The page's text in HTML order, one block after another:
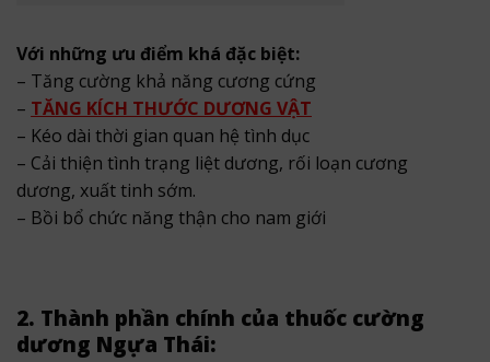
Với những ưu điểm khá đặc biệt:
– Tăng cường khả năng cương cứng
– TĂNG KÍCH THƯỚC DƯƠNG VẬT
– Kéo dài thời gian quan hệ tình dục
– Cải thiện tình trạng liệt dương, rối loạn cương
dương, xuất tinh sớm.
– Bồi bổ chức năng thận cho nam giới
2. Thành phần chính của thuốc cường
dương Ngựa Thái: